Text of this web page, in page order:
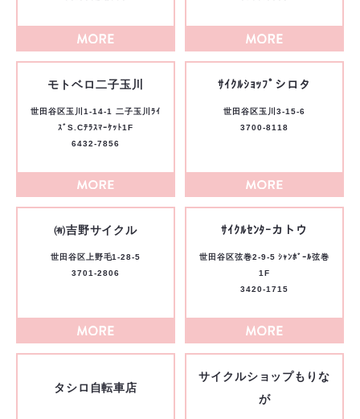
モトベロ二子玉川
世田谷区玉川1-14-1 二子玉川ﾗｲ
ｽﾞS.Cﾃﾗｽﾏｰｹｯﾄ1F
6432-7856
ｻｲｸﾙｼｮｯﾌﾟシロタ
世田谷区玉川3-15-6
3700-8118
㈲吉野サイクル
世田谷区上野毛1-28-5
3701-2806
ｻｲｸﾙｾﾝﾀｰカトウ
世田谷区弦巻2-9-5 ｼｬﾝﾎﾞｰﾙ弦巻
1F
3420-1715
タシロ自転車店
サイクルショップもりな
が